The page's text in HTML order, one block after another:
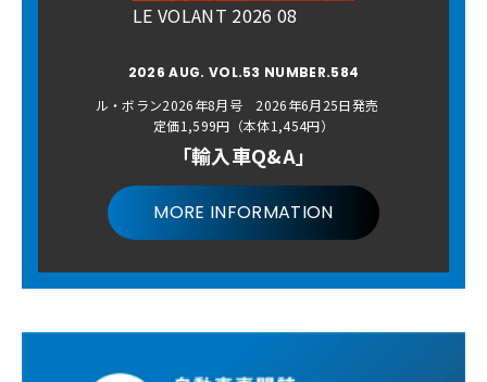
LE VOLANT 2026 08
2026 AUG. VOL.53 NUMBER.584
ル・ボラン2026年8月号 2026年6月25日発売
定価1,599円（本体1,454円）
「輸入車Q&A」
MORE INFORMATION